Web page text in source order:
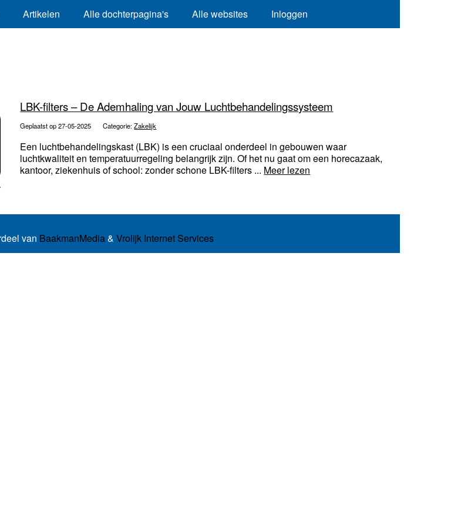
Artikelen Alle dochterpagina's Alle websites Inloggen
LBK-filters – De Ademhaling van Jouw Luchtbehandelingssysteem
Geplaatst op 27-05-2025 Categorie:Zakelijk
Een luchtbehandelingskast (LBK) is een cruciaal onderdeel in gebouwen waar
luchtkwaliteit en temperatuurregeling belangrijk zijn. Of het nu gaat om een horecazaak,
kantoor, ziekenhuis of school: zonder schone LBK-filters ... Meer lezen
van BaakmanMedia& Vrolijk Internet Services